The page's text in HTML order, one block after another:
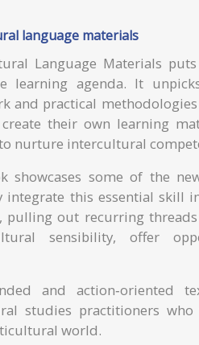
language materials
Language Materials
learning agenda. It
and practical
their own learning
nurture intercultural
showcases some of the
integrate this essential skill
pulling out recurring
sensibility, offer
and action‑oriented
studies practitioners
world.